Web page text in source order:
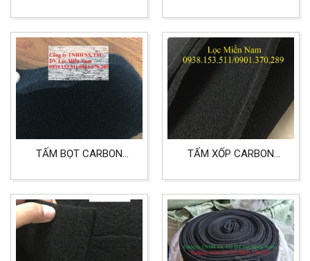
KHỔ 1MX20M
TẤM BỌT CARBON
MÙI KHÔNG KHÍ
TẤM XỐP CARBON
KHÍ, KHỬ MÙI VÀ KHỬ
ĐỘC